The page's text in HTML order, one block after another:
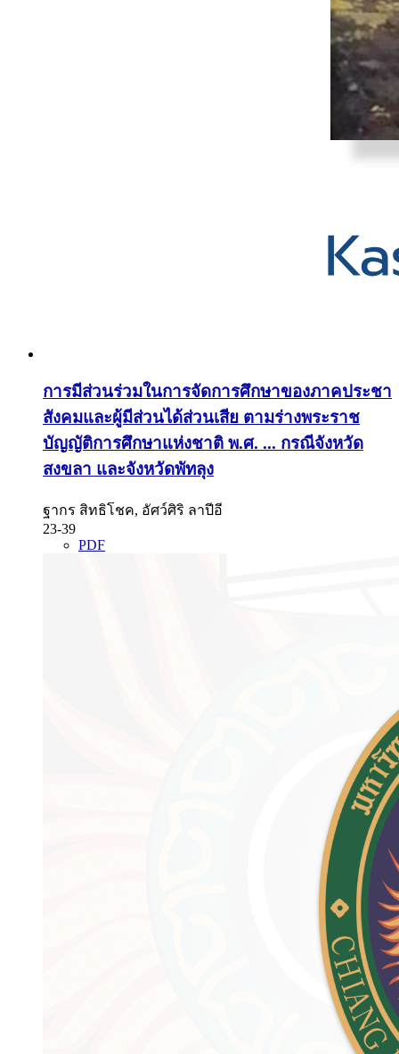
การมีส่วนร่วมในการจัดการศึกษาของภาคประชา
สังคมและผู้มีส่วนได้ส่วนเสีย ตามร่างพระราช
บัญญัติการศึกษาแห่งชาติ พ.ศ. ... กรณีจังหวัด
สงขลา และจังหวัดพัทลุง
ฐากร สิทธิโชค, อัศว์ศิริ ลาปีอี
23-39
PDF